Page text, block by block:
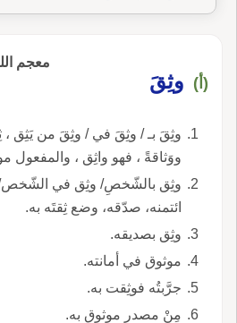
معجم
(أ) وثِقَ
وثِقَ بـ / وثِقَ في / وثِقَ من يَثِق ،
ووَثاقةً ، فهو واثِق ، والمفعول
وثِق بالشّخصِ/ وثِق في
ائتمنه، صدّقه، وضع ثِقتَه به.
وثِق بصديقه.
موثوق في أمانته.
جرَّبتُه فوثِقت به.
مِنْ مصدر موثوق به.